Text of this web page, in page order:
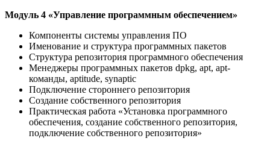
Модуль 4 «Управление программным обеспечением»
Компоненты системы управления ПО
Именование и структура программных пакетов
Структура репозитория программного обеспечения
Менеджеры программных пакетов dpkg, apt, apt-
команды, aptitude, synaptic
Подключение стороннего репозитория
Создание собственного репозитория
Практическая работа «Установка программного
обеспечения, создание собственного репозитория,
подключение собственного репозитория»